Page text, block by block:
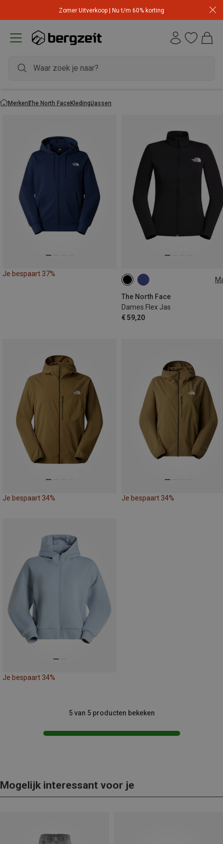
Zomer Uitverkoop | Nu t/m 60% korting
MerkenThe North FaceKledingJassen
Je bespaart 37%
The North Face
Dames Flex Jas
€ 59,20
S M
Je bespaart 34% Je bespaart 34%
Je bespaart 34%
5 van 5 producten bekeken
Mogelijk interessant voor je